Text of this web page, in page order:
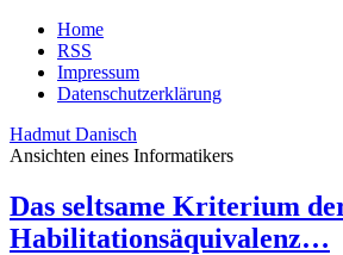
Home
RSS
Impressum
Datenschutzerklärung
Hadmut Danisch
Ansichten eines Informatikers
Das seltsame Kriterium
Habilitationsäquivalenz…